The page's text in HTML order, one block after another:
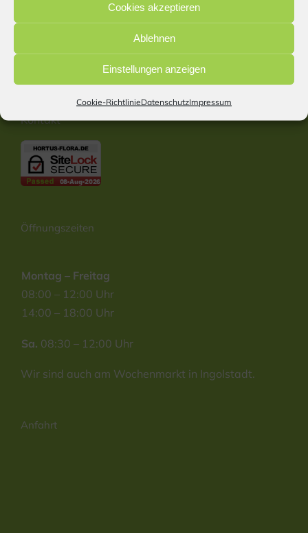
Cookies akzeptieren
Ablehnen
Einstellungen anzeigen
Cookie-RichtlinieDatenschutzImpressum
Start
Cookie Richtlinie
Barrierefreiheitserklärung
Kontakt
Öffnungszeiten
Montag – Freitag
08:00 – 12:00 Uhr
14:00 – 18:00 Uhr
Sa. 08:30 – 12:00 Uhr
Wir sind auch am Wochenmarkt in Ingolstadt.
Anfahrt